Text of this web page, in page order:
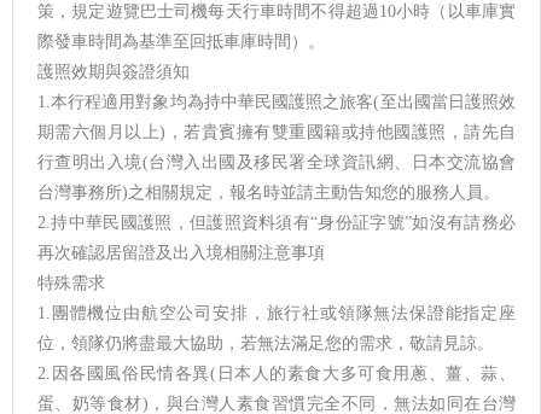
策，規定遊覽巴士司機每天行車時間不得超過10小時（以車庫實
際發車時間為基準至回抵車庫時間）。
護照效期與簽證須知
1.本行程適用對象均為持中華民國護照之旅客(至出國當日護照效
期需六個月以上)，若貴賓擁有雙重國籍或持他國護照，請先自
行查明出入境(台灣入出國及移民署全球資訊網、日本交流協會
台灣事務所)之相關規定，報名時並請主動告知您的服務人員。
2.持中華民國護照，但護照資料須有“身份証字號”如沒有請務必
再次確認居留證及出入境相關注意事項
特殊需求
1.團體機位由航空公司安排，旅行社或領隊無法保證能指定座
位，領隊仍將盡最大協助，若無法滿足您的需求，敬請見諒。
2.因各國風俗民情各異(日本人的素食大多可食用蔥、薑、蒜、
蛋、奶等食材)，與台灣人素食習慣完全不同，無法如同在台灣